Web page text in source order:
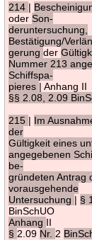
214 |
oderSon-
deruntersuchung,
Bestätigung/
gerungder
Nummer 213
Schiffspa-
pieres | Anhang II
§§ 2.08, 2.09
215 | Im
der
Gültigkeit eines
angegebenen
be-
gründeten Antrag
vorausgehende
Untersuchung | §
BinSchUO
Anhang II
§ 2.09 Nr. 2